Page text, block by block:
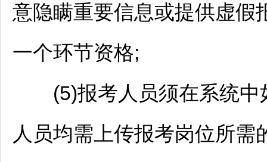
意隐瞒重要信息或提供虚假
一个环节资格;
(5)报考人员须在系统中
人员均需上传报考岗位所